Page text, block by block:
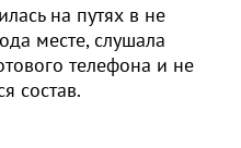
на путях в не
месте, слушала
телефона и не
состав.